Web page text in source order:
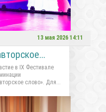
13 мая 2026 14:11
в IX Фестивале
слово». Для...